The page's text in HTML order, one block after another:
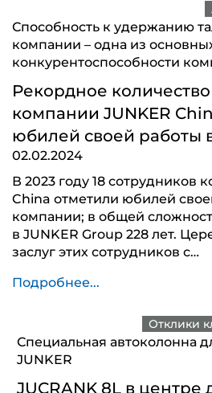
Способность к удержанию
компании – одна из
конкурентоспособности
Рекордное
компании JUNKER
юбилей своей работы
02.02.2024
В 2023 году 18 сотрудников
China отметили юбилей
компании; в общей
в JUNKER Group 228 лет.
заслуг этих сотрудников с…
Подробнее...
Отклики
Специальная автоколонна
JUNKER
JUCRANK 8L в центре